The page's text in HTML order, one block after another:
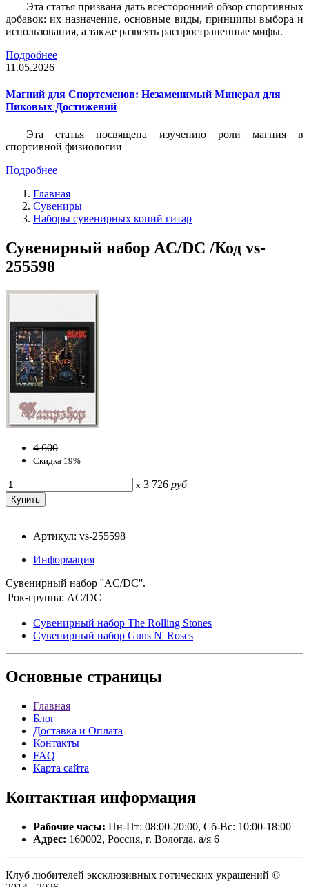
Эта статья призвана дать всесторонний обзор спортивных
добавок: их назначение, основные виды, принципы выбора и
использования, а также развеять распространенные мифы.
Подробнее
11.05.2026
Магний для Спортсменов: Незаменимый Минерал для
Пиковых Достижений
Эта статья посвящена изучению роли магния в
спортивной физиологии
Подробнее
Главная
Сувениры
Наборы сувенирных копий гитар
Сувенирный набор AC/DC /Код vs-
255598
4 600
Скидка 19%
x 3 726 руб
Артикул: vs-255598
Информация
Сувенирный набор ''AC/DC''.
Рок-группа: AC/DC
Сувенирный набор The Rolling Stones
Сувенирный набор Guns N' Roses
Основные страницы
Главная
Блог
Доставка и Оплата
Контакты
FAQ
Карта сайта
Контактная информация
Рабочие часы: Пн-Пт: 08:00-20:00, Сб-Вс: 10:00-18:00
Адрес: 160002, Россия, г. Вологда, а/я 6
Клуб любителей эксклюзивных готических украшений ©